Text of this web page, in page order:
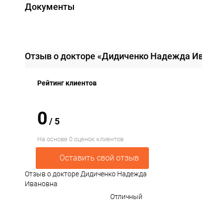
Документы
Отзыв о докторе «Дидиченко Надежда
Рейтинг клиентов
0 / 5
На основе 0 оценок клиентов
Оставить свой отзыв
Отзыв о докторе Дидиченко Надежда
Ивановна
Отличный